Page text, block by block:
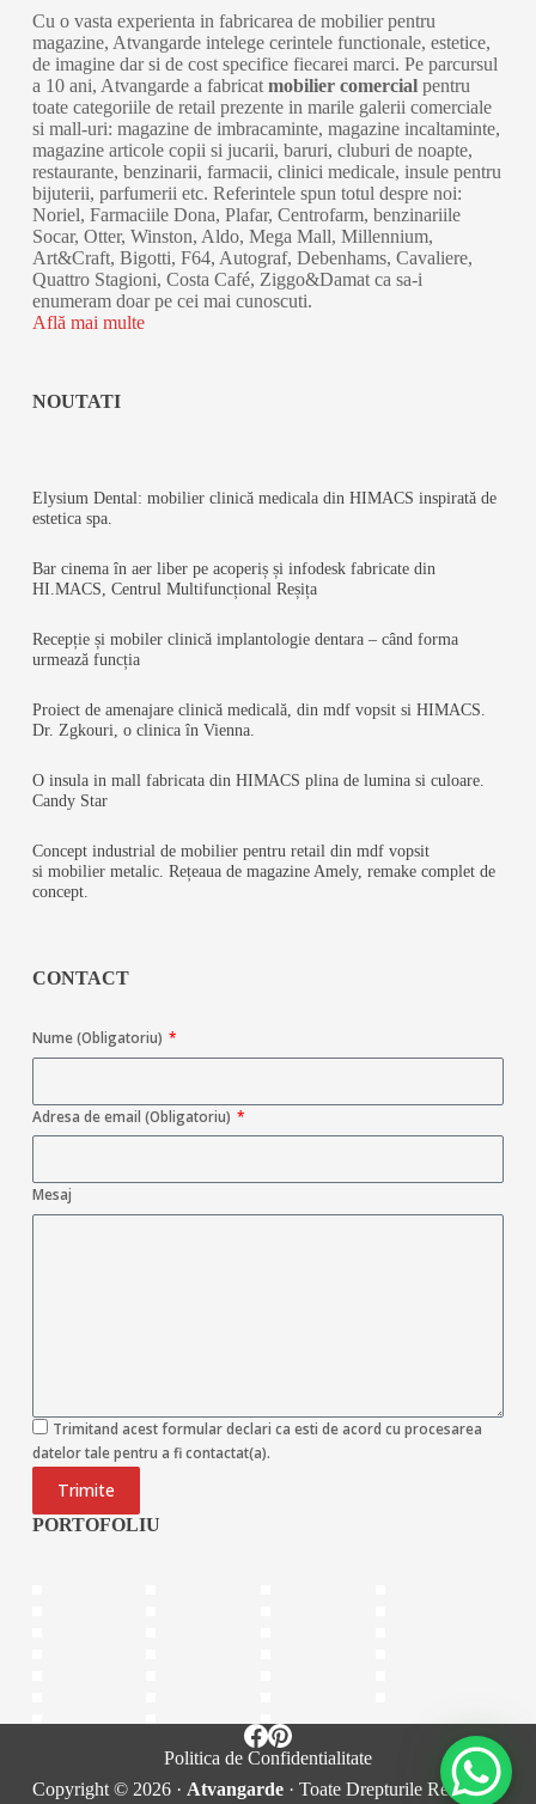
Cu o vasta experienta in fabricarea de mobilier pentru
magazine, Atvangarde intelege cerintele functionale, estetice,
de imagine dar si de cost specifice fiecarei marci. Pe parcursul
a 10 ani, Atvangarde a fabricat mobilier comercialpentru
toate categoriile de retail prezente in marile galerii comerciale
si mall-uri: magazine de imbracaminte, magazine incaltaminte,
magazine articole copii si jucarii, baruri, cluburi de noapte,
restaurante, benzinarii, farmacii, clinici medicale, insule pentru
bijuterii, parfumerii etc. Referintele spun totul despre noi:
Noriel, Farmaciile Dona, Plafar, Centrofarm, benzinariile
Socar, Otter, Winston, Aldo, Mega Mall, Millennium,
Art&Craft, Bigotti, F64, Autograf, Debenhams, Cavaliere,
Quattro Stagioni, Costa Café, Ziggo&Damat ca sa-i
enumeram doar pe cei mai cunoscuti.
Află mai multe
NOUTATI
Elysium Dental: mobilier clinică medicala din HIMACS inspirată de
estetica spa.
Bar cinema în aer liber pe acoperiș și infodesk fabricate din
HI.MACS, Centrul Multifuncțional Reșița
Recepție și mobiler clinică implantologie dentara – când forma
urmează funcția
Proiect de amenajare clinică medicală, din mdf vopsit si HIMACS.
Dr. Zgkouri, o clinica în Vienna.
O insula in mall fabricata din HIMACS plina de lumina si culoare.
Candy Star
Concept industrial de mobilier pentru retail din mdf vopsit
si mobilier metalic. Rețeaua de magazine Amely, remake complet de
concept.
CONTACT
Nume (Obligatoriu)
Adresa de email (Obligatoriu)
Mesaj
Trimitand acest formular declari ca esti de acord cu procesarea
datelor tale pentru a fi contactat(a).
Trimite
PORTOFOLIU
Politica de Confidentialitate
Copyright © 2026 · Atvangarde · Toate Drepturile Rezervate